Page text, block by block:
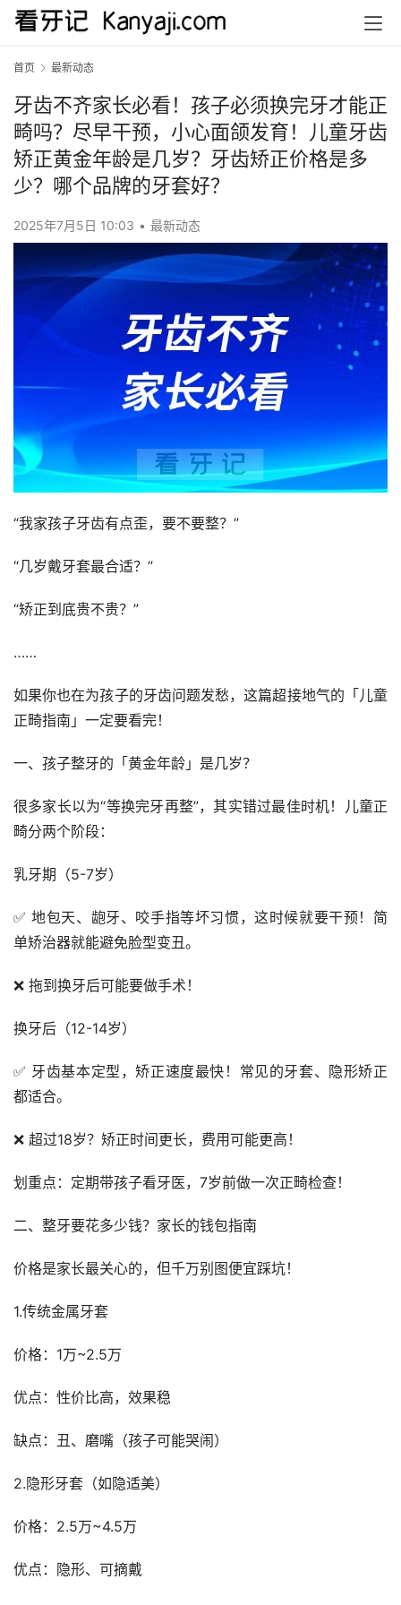
首页 最新动态
牙齿不齐家长必看！孩子必须换完牙才能正
畸吗？尽早干预，小心面颌发育！儿童牙齿
矫正黄金年龄是几岁？牙齿矫正价格是多
少？哪个品牌的牙套好？
2025年7月5日 10:03 • 最新动态
“我家孩子牙齿有点歪，要不要整？”
“几岁戴牙套最合适？”
“矫正到底贵不贵？”
……
如果你也在为孩子的牙齿问题发愁，这篇超接地气的「儿童
正畸指南」一定要看完！
一、孩子整牙的「黄金年龄」是几岁？
很多家长以为“等换完牙再整”，其实错过最佳时机！儿童正
畸分两个阶段：
乳牙期（5-7岁）
✅ 地包天、龅牙、咬手指等坏习惯，这时候就要干预！简
单矫治器就能避免脸型变丑。
❌ 拖到换牙后可能要做手术！
换牙后（12-14岁）
✅ 牙齿基本定型，矫正速度最快！常见的牙套、隐形矫正
都适合。
❌ 超过18岁？矫正时间更长，费用可能更高！
划重点：定期带孩子看牙医，7岁前做一次正畸检查！
二、整牙要花多少钱？家长的钱包指南
价格是家长最关心的，但千万别图便宜踩坑！
1.传统金属牙套
价格：1万~2.5万
优点：性价比高，效果稳
缺点：丑、磨嘴（孩子可能哭闹）
2.隐形牙套（如隐适美）
价格：2.5万~4.5万
优点：隐形、可摘戴